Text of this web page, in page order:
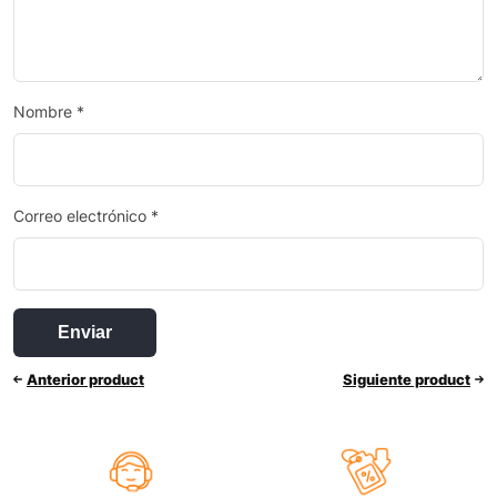
Nombre *
Correo electrónico *
Anterior product Siguiente product